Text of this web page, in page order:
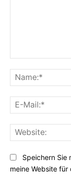
Speichern Sie
meine Website für